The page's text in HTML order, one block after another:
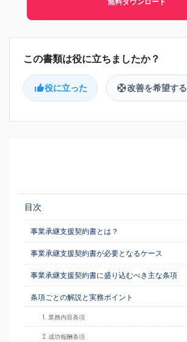
役に立った 改善を希望する
目次
事業承継支援契約書とは？
事業承継支援契約書が必要となるケース
事業承継支援契約書に盛り込むべき主な条項
条項ごとの解説と実務ポイント
1. 業務内容条項
2. 成功報酬条項